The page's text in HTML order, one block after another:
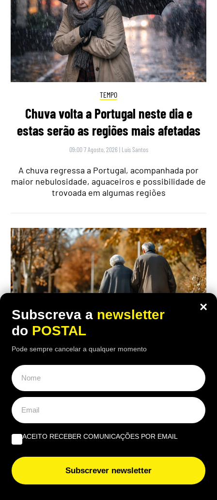
TEMPO
Chuva volta a Portugal neste dia e
estas serão as regiões mais afetadas
09:00 7 Agosto, 2026 | Luís Santos
A chuva regressa a Portugal, acompanhada por
maior nebulosidade, aguaceiros e possibilidade de
trovoada em algumas regiões
Pensionistas que descontaram para a
Segurança Social antes desta data
podem ter um aumento no valor da
reforma
Quem estava inscrito na Segurança Social até esta
×
Subscreva a newsletter
do POSTAL
Pode sempre cancelar a qualquer momento
ACEITO RECEBER COMUNICAÇÕES POR EMAIL
Subscrever newsletter